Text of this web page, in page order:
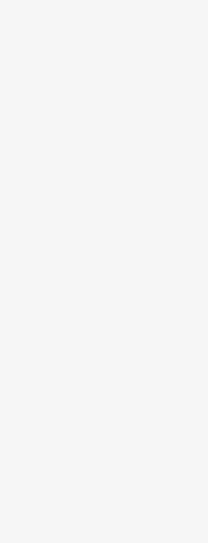
RODO, w przypadku
przetwarzania
prawa;
administratorowi
ich do ustalenia,
czy prawnie
przesłanki:
na podstawie zgody
osobowych, którego